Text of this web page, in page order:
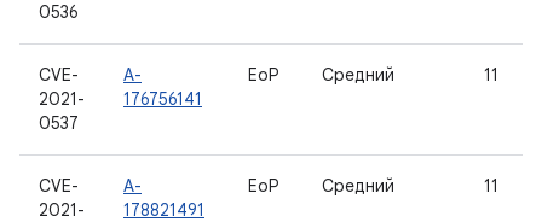
0536
CVE-
2021-
0537
A-
176756141
EoP Средний 11
CVE-
2021-
A-
178821491
EoP Средний 11